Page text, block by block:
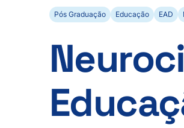
Pós Graduação Educação EAD